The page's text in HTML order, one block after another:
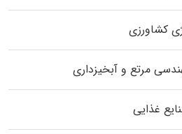
کشاورزی
مرتع و آبخیزداری
غذایی